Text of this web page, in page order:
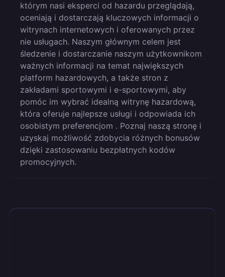
którym nasi eksperci od hazardu przeglądają,
oceniają i dostarczają kluczowych informacji o
witrynach internetowych i oferowanych przez
nie usługach. Naszym głównym celem jest
śledzenie i dostarczanie naszym użytkownikom
ważnych informacji na temat największych
platform hazardowych, a także stron z
zakładami sportowymi i e-sportowymi, aby
pomóc im wybrać idealną witrynę hazardową,
która oferuje najlepsze usługi i odpowiada ich
osobistym preferencjom . Poznaj naszą stronę i
uzyskaj możliwość zdobycia różnych bonusów
dzięki zastosowaniu bezpłatnych kodów
promocyjnych.